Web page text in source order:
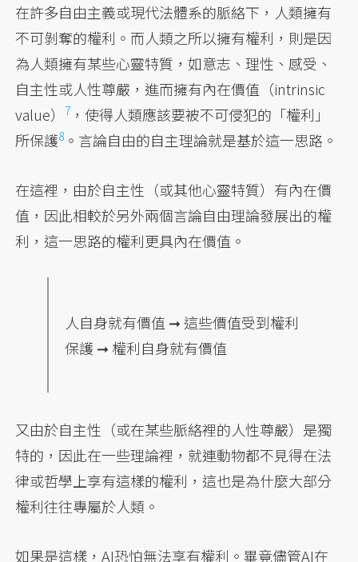
在許多自由主義或現代法體系的脈絡下，人類擁有
不可剝奪的權利。而人類之所以擁有權利，則是因
為人類擁有某些心靈特質，如意志、理性、感受、
自主性或人性尊嚴，進而擁有內在價值（intrinsic
value）
7 ，使得人類應該要被不可侵犯的「權利」
所保護8 。言論自由的自主理論就是基於這一思路。
在這裡，由於自主性（或其他心靈特質）有內在價
值，因此相較於另外兩個言論自由理論發展出的權
利，這一思路的權利更具內在價值。
人自身就有價值 ➞ 這些價值受到權利
保護 ➞ 權利自身就有價值
又由於自主性（或在某些脈絡裡的人性尊嚴）是獨
特的，因此在一些理論裡，就連動物都不見得在法
律或哲學上享有這樣的權利，這也是為什麼大部分
權利往往專屬於人類。
如果是這樣，AI恐怕無法享有權利。畢竟儘管AI在